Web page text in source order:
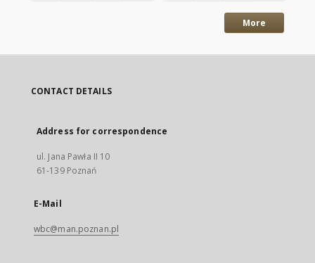
More
CONTACT DETAILS
Address for correspondence
ul. Jana Pawła II 10
61-139 Poznań
E-Mail
wbc@man.poznan.pl